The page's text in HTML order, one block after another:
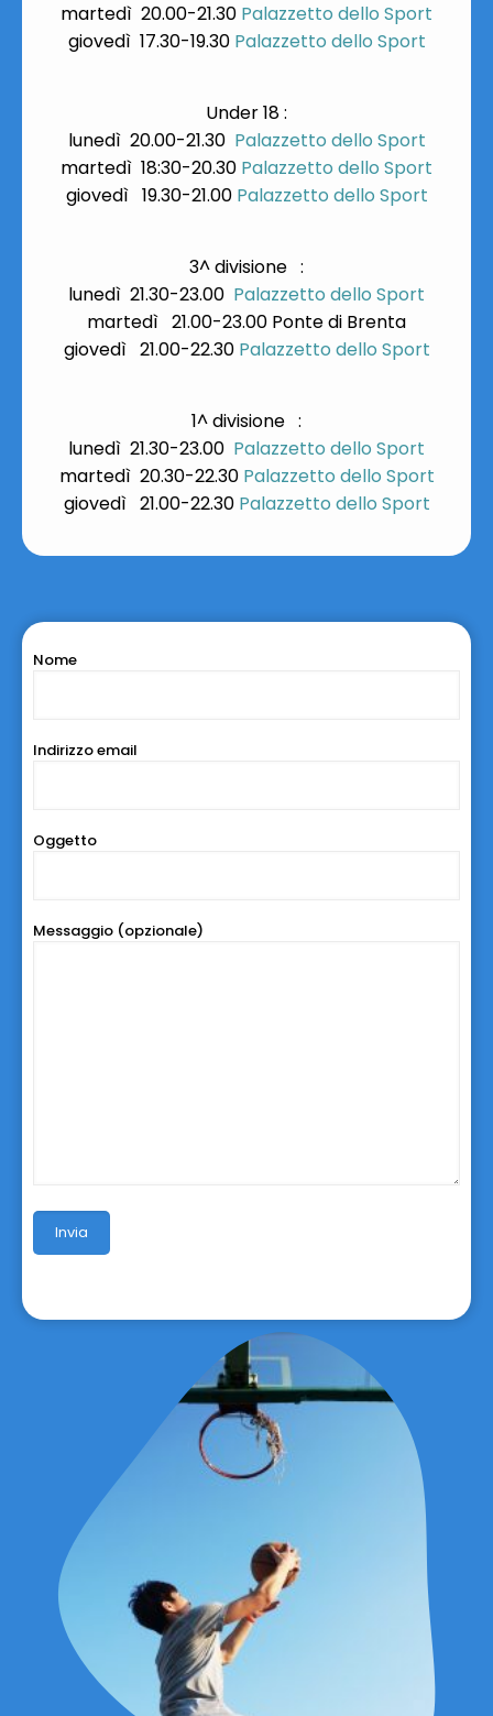
martedì 20.00-21.30 Palazzetto dello Sport
giovedì 17.30-19.30 Palazzetto dello Sport
Under 18 :
lunedì 20.00-21.30 Palazzetto dello Sport
martedì 18:30-20.30 Palazzetto dello Sport
giovedì 19.30-21.00 Palazzetto dello Sport
3^ divisione :
lunedì 21.30-23.00 Palazzetto dello Sport
martedì 21.00-23.00 Ponte di Brenta
giovedì 21.00-22.30 Palazzetto dello Sport
1^ divisione :
lunedì 21.30-23.00 Palazzetto dello Sport
martedì 20.30-22.30 Palazzetto dello Sport
giovedì 21.00-22.30 Palazzetto dello Sport
Nome
Indirizzo email
Oggetto
Messaggio (opzionale)